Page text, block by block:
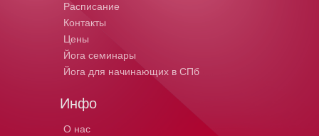
Расписание
Контакты
Цены
Йога семинары
Йога для начинающих в СПб
Инфо
О нас